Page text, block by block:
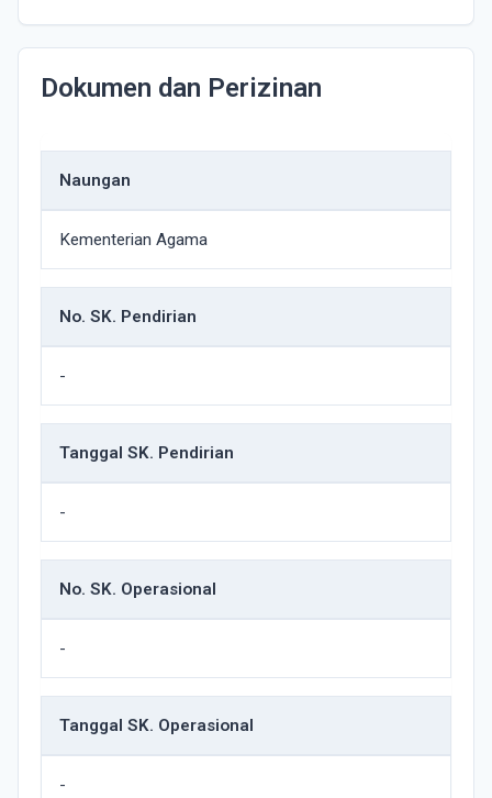
Dokumen dan Perizinan
Naungan
Kementerian Agama
No. SK. Pendirian
-
Tanggal SK. Pendirian
-
No. SK. Operasional
-
Tanggal SK. Operasional
-